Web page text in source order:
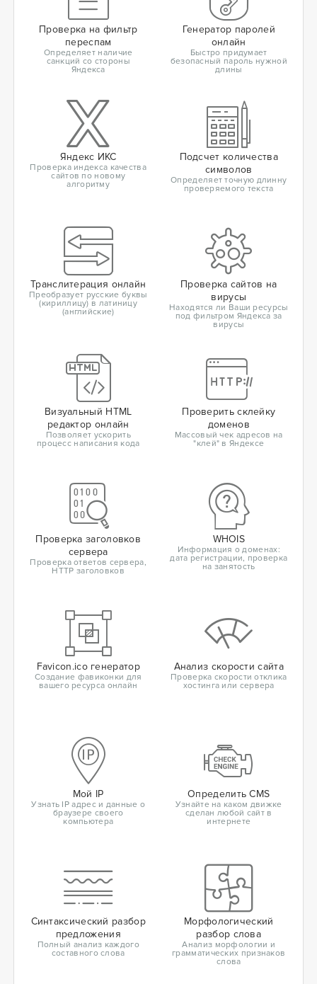
Проверка на фильтр
переспам
Определяет наличие
санкций со стороны
Яндекса
Генератор паролей
онлайн
Быстро придумает
безопасный пароль нужной
длины
Яндекс ИКС
Проверка индекса качества
сайтов по новому
алгоритму
Подсчет количества
символов
Определяет точную длинну
проверяемого текста
Транслитерация онлайн
Преобразует русские буквы
(кириллицу) в латиницу
(английские)
Проверка сайтов на
вирусы
Находятся ли Ваши ресурсы
под фильтром Яндекса за
вирусы
Визуальный HTML
редактор онлайн
Позволяет ускорить
процесс написания кода
Проверить склейку
доменов
Массовый чек адресов на
"клей" в Яндексе
Проверка заголовков
сервера
Проверка ответов сервера,
HTTP заголовков
WHOIS
Информация о доменах:
дата регистрации, проверка
на занятость
Favicon.ico генератор
Создание фавиконки для
вашего ресурса онлайн
Анализ скорости сайта
Проверка скорости отклика
хостинга или сервера
Мой IP
Узнать IP адрес и данные о
браузере своего
компьютера
Определить CMS
Узнайте на каком движке
сделан любой сайт в
интернете
Синтаксический разбор
предложения
Полный анализ каждого
составного слова
Морфологический
разбор слова
Анализ морфологии и
грамматических признаков
слова